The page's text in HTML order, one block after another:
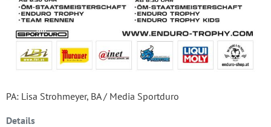
PA: Lisa Strohmeyer, BA / Media Sportduro
Details